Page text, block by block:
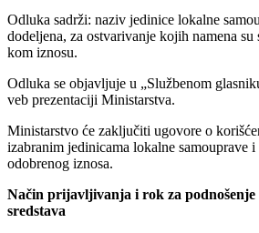
Odluka sadrži: naziv jedinice lokalne
dodeljena, za ostvarivanje kojih namena su
kom iznosu.
Odluka se objavljuje u „Službenom
veb prezentaciji Ministarstva.
Ministarstvo će zaključiti ugovore o
izabranim jedinicama lokalne samouprave
odobrenog iznosa.
Način prijavljivanja i rok za
sredstava